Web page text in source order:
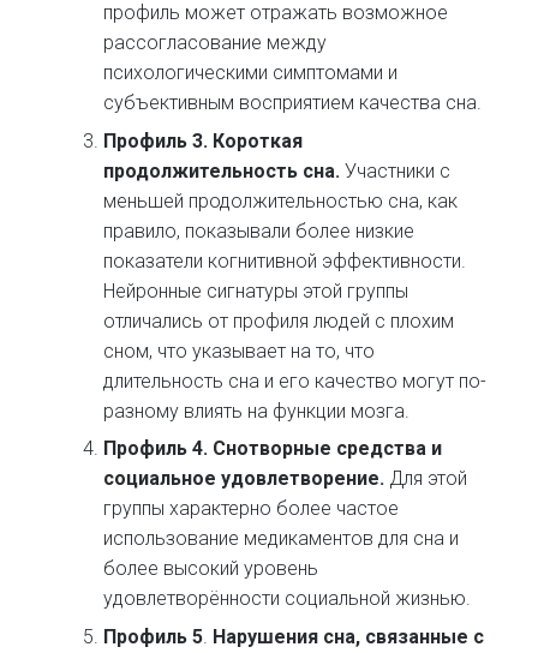
профиль может отражать возможное
рассогласование между
психологическими симптомами и
субъективным восприятием качества сна.
Профиль 3. Короткая
продолжительность сна. Участники с
меньшей продолжительностью сна, как
правило, показывали более низкие
показатели когнитивной эффективности.
Нейронные сигнатуры этой группы
отличались от профиля людей с плохим
сном, что указывает на то, что
длительность сна и его качество могут по-
разному влиять на функции мозга.
Профиль 4. Снотворные средства и
социальное удовлетворение. Для этой
группы характерно более частое
использование медикаментов для сна и
более высокий уровень
удовлетворённости социальной жизнью.
Профиль 5 Нарушения сна, связанные с